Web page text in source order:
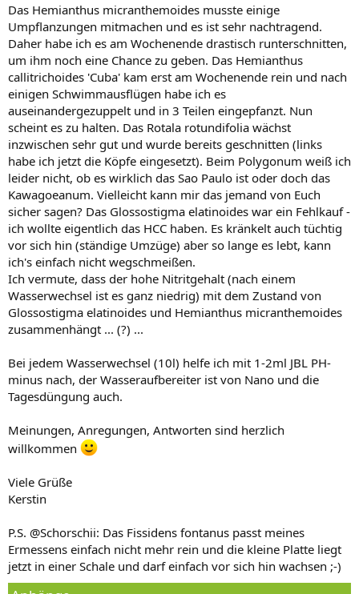
Das Hemianthus micranthemoides musste einige
Umpflanzungen mitmachen und es ist sehr nachtragend.
Daher habe ich es am Wochenende drastisch runterschnitten,
um ihm noch eine Chance zu geben. Das Hemianthus
callitrichoides 'Cuba' kam erst am Wochenende rein und nach
einigen Schwimmausflügen habe ich es
auseinandergezuppelt und in 3 Teilen eingepfanzt. Nun
scheint es zu halten. Das Rotala rotundifolia wächst
inzwischen sehr gut und wurde bereits geschnitten (links
habe ich jetzt die Köpfe eingesetzt). Beim Polygonum weiß ich
leider nicht, ob es wirklich das Sao Paulo ist oder doch das
Kawagoeanum. Vielleicht kann mir das jemand von Euch
sicher sagen? Das Glossostigma elatinoides war ein Fehlkauf -
ich wollte eigentlich das HCC haben. Es kränkelt auch tüchtig
vor sich hin (ständige Umzüge) aber so lange es lebt, kann
ich's einfach nicht wegschmeißen.
Ich vermute, dass der hohe Nitritgehalt (nach einem
Wasserwechsel ist es ganz niedrig) mit dem Zustand von
Glossostigma elatinoides und Hemianthus micranthemoides
zusammenhängt ... (?) ...
Bei jedem Wasserwechsel (10l) helfe ich mit 1-2ml JBL PH-
minus nach, der Wasseraufbereiter ist von Nano und die
Tagesdüngung auch.
Meinungen, Anregungen, Antworten sind herzlich
willkommen
Viele Grüße
Kerstin
P.S. @Schorschii: Das Fissidens fontanus passt meines
Ermessens einfach nicht mehr rein und die kleine Platte liegt
jetzt in einer Schale und darf einfach vor sich hin wachsen ;-)